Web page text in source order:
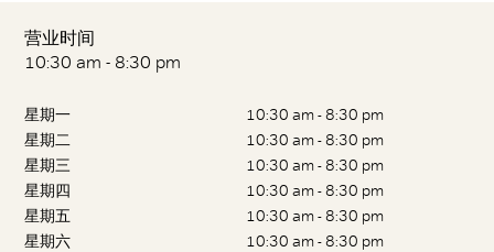
营业时间
10:30 am - 8:30 pm
星期一
10:30 am - 8:30 pm
星期二
10:30 am - 8:30 pm
星期三
10:30 am - 8:30 pm
星期四
10:30 am - 8:30 pm
星期五
10:30 am - 8:30 pm
星期六
10:30 am - 8:30 pm